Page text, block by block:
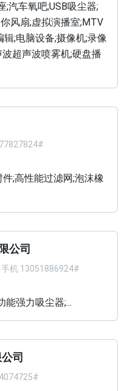
;汽车氧吧;USB吸尘器;
风扇;虚拟演播室;MTV
;电脑设备;摄像机;录像
超声波喷雾机;硬盘播
;高性能过滤网;泡沫橡
公司
机 13051886924#
能强力吸尘器;...
司